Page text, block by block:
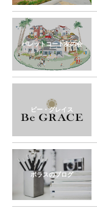
パレットコート友の会
ビー・グレイス
ポラスのブログ